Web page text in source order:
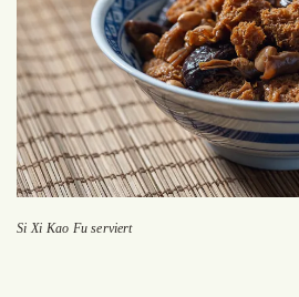
Si Xi Kao Fu serviert